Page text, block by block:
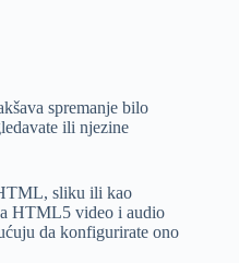
spremanje bilo
ili njezine
sliku ili kao
HTML5 video i audio
da konfigurirate ono